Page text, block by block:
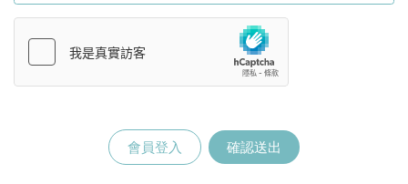
會員登入 確認送出